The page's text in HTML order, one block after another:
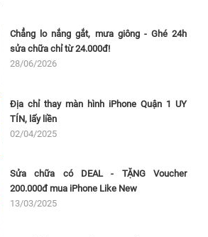
Chẳng lo nắng gắt, mưa giông - Ghé 24h
sửa chữa chỉ từ 24.000đ!
28/06/2026
Địa chỉ thay màn hình iPhone Quận 1 UY
TÍN, lấy liền
02/04/2025
Sửa chữa có DEAL - TẶNG Voucher
200.000đ mua iPhone Like New
13/03/2025